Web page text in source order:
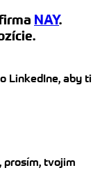
NAY.
LinkedIne, aby ti
prosím, tvojim